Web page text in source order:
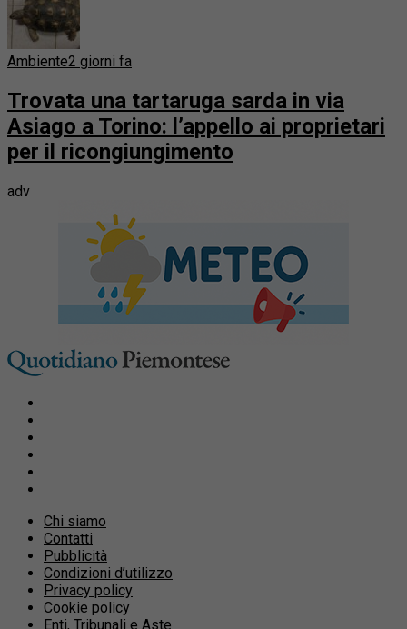
Ambiente2 giorni fa
Trovata una tartaruga sarda in via
Asiago a Torino: l’appello ai proprietari
per il ricongiungimento
adv
Chi siamo
Contatti
Pubblicità
Condizioni d’utilizzo
Privacy policy
Cookie policy
Enti, Tribunali e Aste